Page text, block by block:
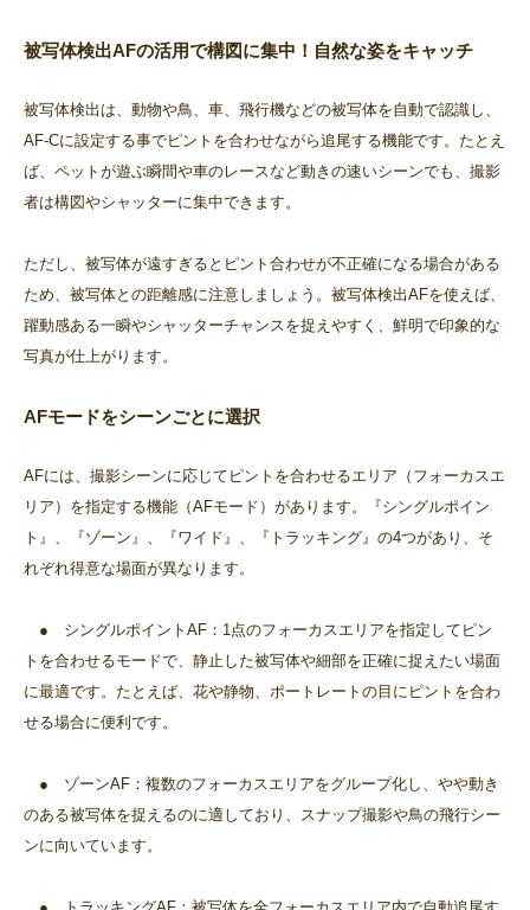
被写体検出AFの活用で構図に集中！自然な姿をキャッチ
被写体検出は、動物や鳥、車、飛行機などの被写体を自動で認識し、
AF-Cに設定する事でピントを合わせながら追尾する機能です。たとえ
ば、ペットが遊ぶ瞬間や車のレースなど動きの速いシーンでも、撮影
者は構図やシャッターに集中できます。
ただし、被写体が遠すぎるとピント合わせが不正確になる場合がある
ため、被写体との距離感に注意しましょう。被写体検出AFを使えば、
躍動感ある一瞬やシャッターチャンスを捉えやすく、鮮明で印象的な
写真が仕上がります。
AFモードをシーンごとに選択
AFには、撮影シーンに応じてピントを合わせるエリア（フォーカスエ
リア）を指定する機能（AFモード）があります。『シングルポイン
ト』、『ゾーン』、『ワイド』、『トラッキング』の4つがあり、そ
れぞれ得意な場面が異なります。
● シングルポイントAF：1点のフォーカスエリアを指定してピン
トを合わせるモードで、静止した被写体や細部を正確に捉えたい場面
に最適です。たとえば、花や静物、ポートレートの目にピントを合わ
せる場合に便利です。
● ゾーンAF：複数のフォーカスエリアをグループ化し、やや動き
のある被写体を捉えるのに適しており、スナップ撮影や鳥の飛行シー
ンに向いています。